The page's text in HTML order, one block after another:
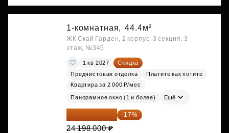
1-комнатная, 44.4м²
ЖК Скай Гарден, 2 корпус, 3 секция, 3
этаж, №345
1 кв 2027
Скидка
Предчистовая отделка
Платите как хотите
Квартира за 2 000 ₽/мес
Панорамное окно (1 и более) Ещё
20 084 340 ₽ -17%
24 198 000 ₽